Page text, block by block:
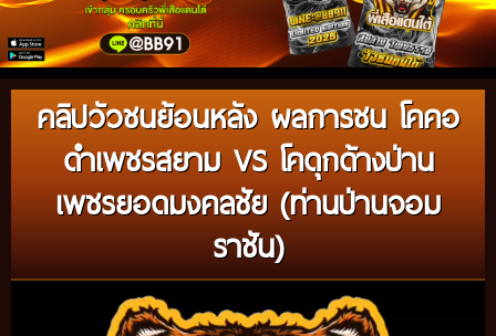
คลิปวัวชนย้อนหลัง ผลการชน โคคอ
ดำเพชรสยาม VS โคดุกด้างป่าน
เพชรยอดมงคลชัย (ท่านป่านจอม
ราชัน)